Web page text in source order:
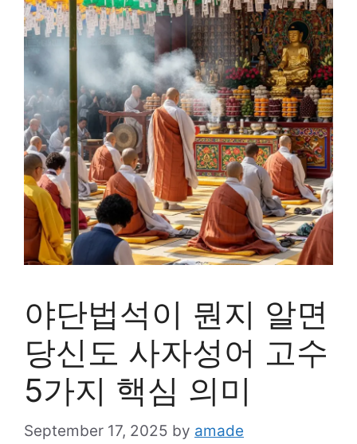
야단법석이 뭔지 알면
당신도 사자성어 고수
5가지 핵심 의미
September 17, 2025 by amade